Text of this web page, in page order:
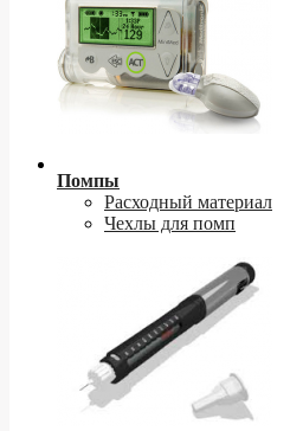
Помпы
Расходный материал
Чехлы для помп